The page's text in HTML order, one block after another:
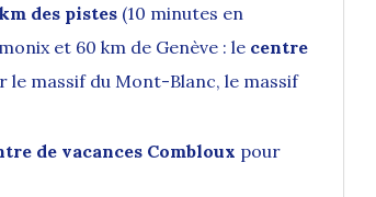
des pistes (10 minutes en
et 60 km de Genève : le centre
le massif du Mont-Blanc, le massif
de vacances Combloux pour